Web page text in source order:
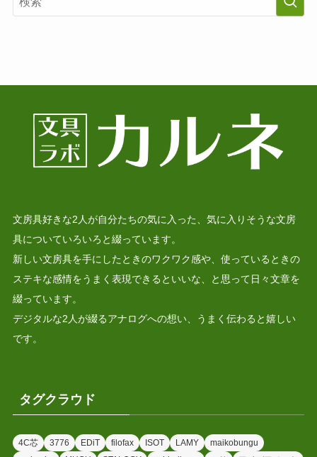
文房具好きな2人が自分たちの気に入った、気に入りそうな文房
具についていろいろと綴っています。
新しい文房具を手にしたときのワクワク感や、使っているときの
ステキな感情をうまく表現できるといいな、と思って日々文章を
綴っています。
デジタルな2人が綴るアナログへの想い、うまく伝わると嬉しい
です。
タグクラウド
4C芯 3776 EDiT filofax ISOT LAMY
maikobungu